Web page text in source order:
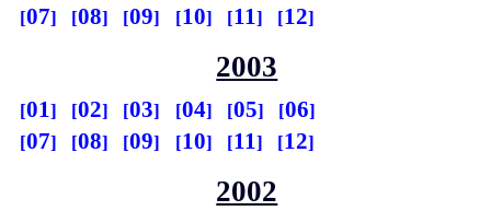
07
08 09 10 11 12
2003
01 02 03 04 05
06
07
08 09 10 11 12
2002